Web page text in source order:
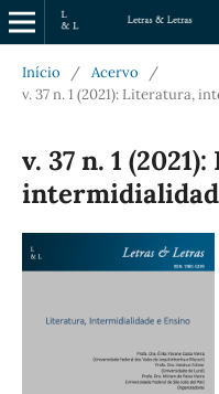
Início / Acervo
/
v. 37 n. 1 (2021): Literatura,
v. 37 n. 1